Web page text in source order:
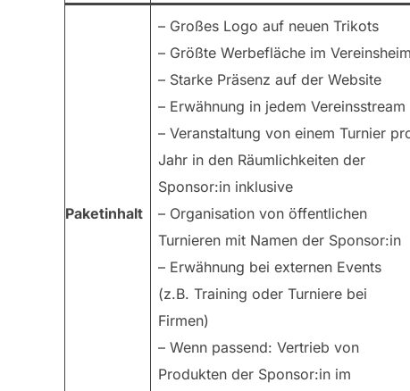
Paketinhalt
– Großes Logo auf neuen Trikots
– Größte Werbefläche im Vereinsheim
– Starke Präsenz auf der Website
– Erwähnung in jedem Vereinsstream
– Veranstaltung von einem Turnier
Jahr in den Räumlichkeiten der
Sponsor:in inklusive
– Organisation von öffentlichen
Turnieren mit Namen der Sponsor:in
– Erwähnung bei externen Events
(z.B. Training oder Turniere bei
Firmen)
– Wenn passend: Vertrieb von
Produkten der Sponsor:in im